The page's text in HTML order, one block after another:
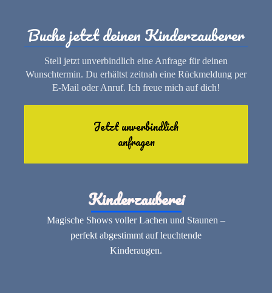
Buche jetzt deinen Kinderzauberer
Stell jetzt unverbindlich eine Anfrage für deinen
Wunschtermin. Du erhältst zeitnah eine Rückmeldung per
E-Mail oder Anruf. Ich freue mich auf dich!
Jetzt unverbindlich
anfragen
Kinderzauberei
Magische Shows voller Lachen und Staunen –
perfekt abgestimmt auf leuchtende
Kinderaugen.